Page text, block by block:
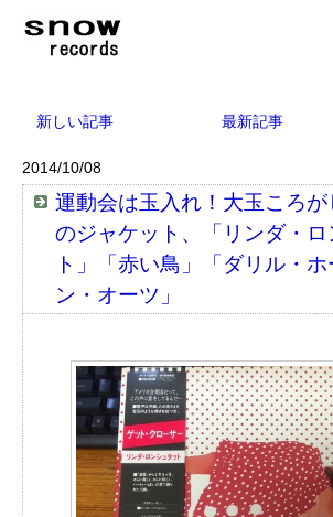
新しい記事 最新記事
2014/10/08
運動会は玉入れ！大玉ころが
のジャケット、「リンダ・ロ
ト」「赤い鳥」「ダリル・ホ
ン・オーツ」